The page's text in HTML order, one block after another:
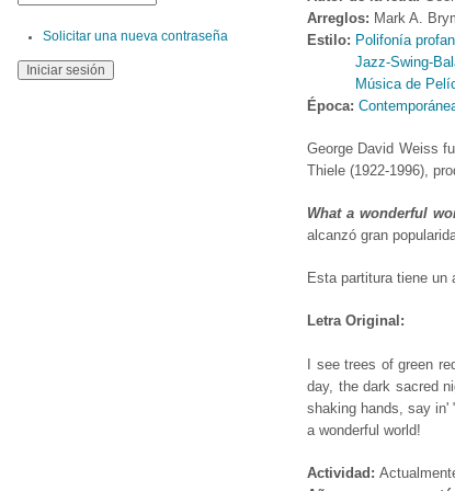
Arreglos: Mark A.
Estilo: Polifonía
Jazz-Swing-
Música de
Época:
George David Weiss
Thiele (1922-1996),
What a wonderful
alcanzó gran
Esta partitura tiene un
Letra Original:
I see trees of green
day, the dark sacred
shaking hands, say in'
a wonderful world!
Actividad:
Solicitar una nueva contraseña